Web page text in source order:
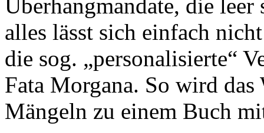
Überhangmandate, die leer
alles lässt sich einfach
die sog. „personalisierte“
Fata Morgana. So wird das
Mängeln zu einem Buch